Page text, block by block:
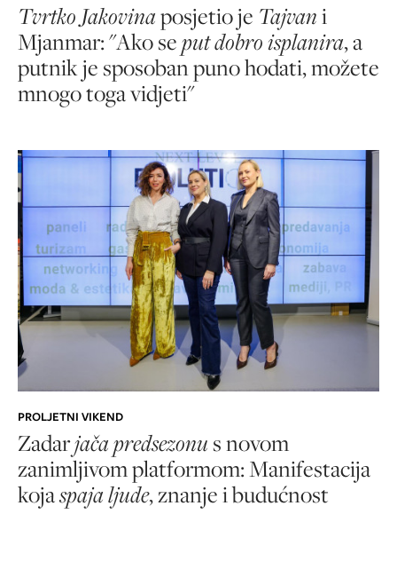
Tvrtko Jakovinaposjetio je Tajvani
Mjanmar: "Ako seput dobro isplanira, a
putnik je sposoban puno hodati, možete
mnogo toga vidjeti"
PROLJETNI VIKEND
Zadarjača predsezonus novom
zanimljivom platformom: Manifestacija
kojaspaja ljude, znanje i budućnost